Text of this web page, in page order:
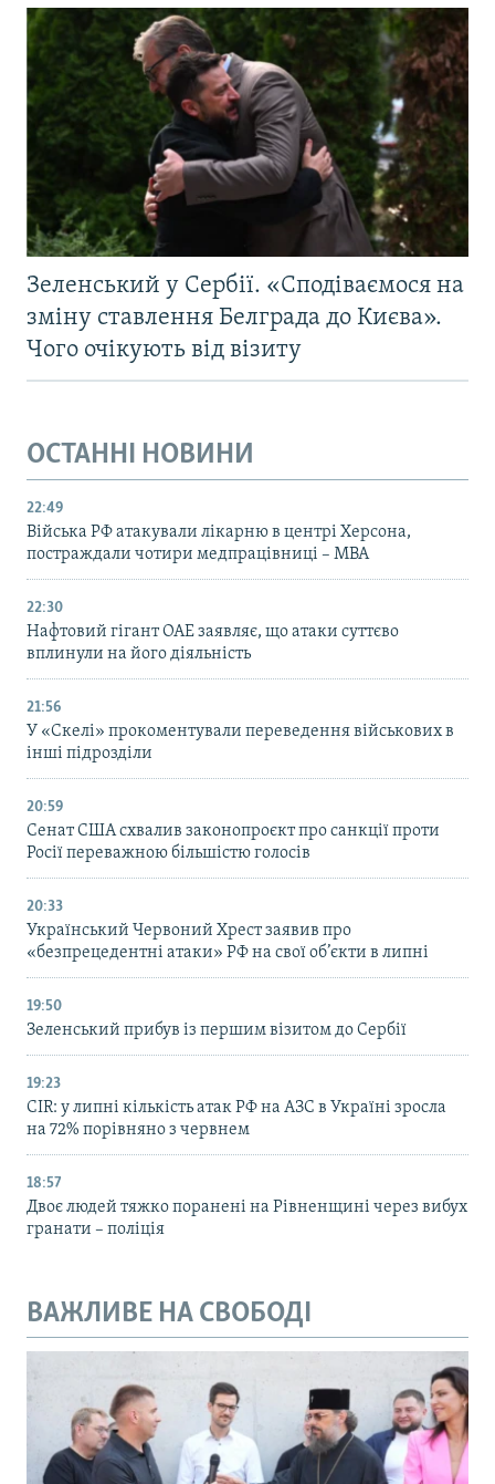
Зеленський у Сербії. «Сподіваємося на
зміну ставлення Белграда до Києва».
Чого очікують від візиту
ОСТАННІ НОВИНИ
22:49
Війська РФ атакували лікарню в центрі Херсона,
постраждали чотири медпрацівниці – МВА
22:30
Нафтовий гігант ОАЕ заявляє, що атаки суттєво
вплинули на його діяльність
21:56
У «Скелі» прокоментували переведення військових в
інші підрозділи
20:59
Cенат США схвалив законопроєкт про санкції проти
Росії переважною більшістю голосів
20:33
Український Червоний Хрест заявив про
«безпрецедентні атаки» РФ на свої об’єкти в липні
19:50
Зеленський прибув із першим візитом до Сербії
19:23
CIR: у липні кількість атак РФ на АЗС в Україні зросла
на 72% порівняно з червнем
18:57
Двоє людей тяжко поранені на Рівненщині через вибух
гранати – поліція
ВАЖЛИВЕ НА СВОБОДІ